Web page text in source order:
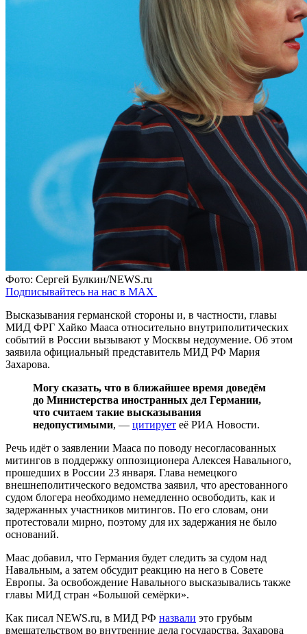
Фото: Сергей Булкин/NEWS.ru
Подписывайтесь на нас в MAX
Высказывания германской стороны и, в частности, главы
МИД ФРГ Хайко Мааса относительно внутриполитических
событий в России вызывают у Москвы недоумение. Об этом
заявила официальный представитель МИД РФ Мария
Захарова.
Могу сказать, что в ближайшее время доведём
до Министерства иностранных дел Германии,
что считаем такие высказывания
недопустимыми, — цитирует её РИА Новости.
Речь идёт о заявлении Мааса по поводу несогласованных
митингов в поддержку оппозиционера Алексея Навального,
прошедших в России 23 января. Глава немецкого
внешнеполитического ведомства заявил, что арестованного
судом блогера необходимо немедленно освободить, как и
задержанных участников митингов. По его словам, они
протестовали мирно, поэтому для их задержания не было
оснований.
Маас добавил, что Германия будет следить за судом над
Навальным, а затем обсудит реакцию на него в Совете
Европы. За освобождение Навального высказывались также
главы МИД стран «Большой семёрки».
Как писал NEWS.ru, в МИД РФ назвали это грубым
вмешательством во внутренние дела государства. Захарова